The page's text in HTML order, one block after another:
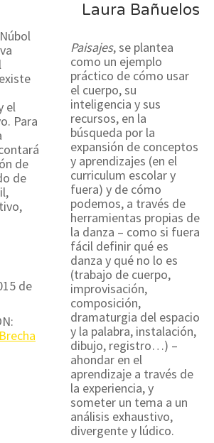
el
Para
de
de
de
Laura Bañuelos
Paisajes, se plantea
como un ejemplo
práctico de cómo usar
el cuerpo, su
inteligencia y sus
recursos, en la
búsqueda por la
expansión de conceptos
y aprendizajes (en el
curriculum escolar y
fuera) y de cómo
podemos, a través de
herramientas propias de
la danza – como si fuera
fácil definir qué es
danza y qué no lo es
(trabajo de cuerpo,
improvisación,
composición,
dramaturgia del espacio
y la palabra, instalación,
dibujo, registro…) –
ahondar en el
aprendizaje a través de
la experiencia, y
someter un tema a un
análisis exhaustivo,
divergente y lúdico.